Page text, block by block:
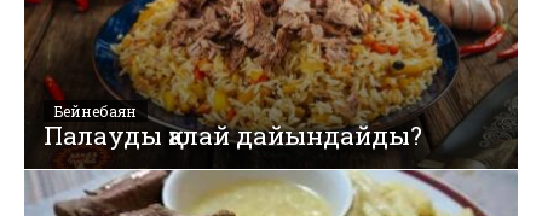
Бейнебаян
Палауды қалай дайындайды?